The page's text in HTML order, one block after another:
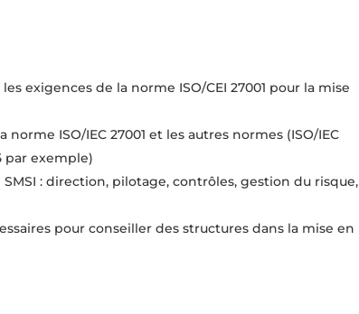
exigences de la norme ISO/CEI 27001 pour la mise
ISO/IEC 27001 et les autres normes (ISO/IEC
par exemple)
: direction, pilotage, contrôles, gestion du risque,
pour conseiller des structures dans la mise en